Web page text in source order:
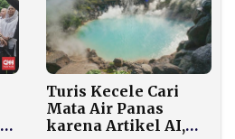
Turis Kecele Cari
Mata Air Panas
karena Artikel AI,